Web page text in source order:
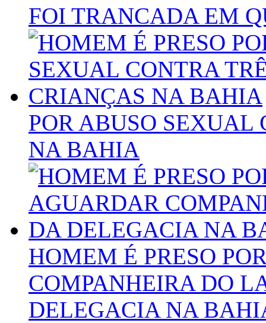
FOI TRANCADA EM
POR ABUSO SEXUAL
NA BAHIA
HOMEM É PRESO
COMPANHEIRA DO
DELEGACIA NA